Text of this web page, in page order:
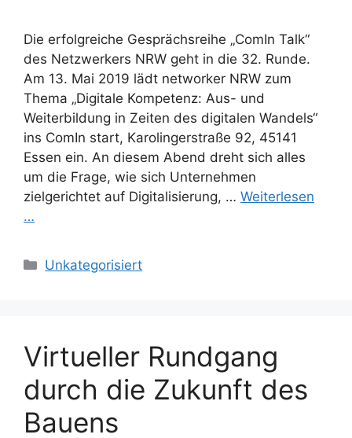
Die erfolgreiche Gesprächsreihe „ComIn Talk“
des Netzwerkers NRW geht in die 32. Runde.
Am 13. Mai 2019 lädt networker NRW zum
Thema „Digitale Kompetenz: Aus- und
Weiterbildung in Zeiten des digitalen Wandels“
ins ComIn start, Karolingerstraße 92, 45141
Essen ein. An diesem Abend dreht sich alles
um die Frage, wie sich Unternehmen
zielgerichtet auf Digitalisierung, … Weiterlesen
…
Kategorien
Unkategorisiert
Virtueller Rundgang
durch die Zukunft des
Bauens